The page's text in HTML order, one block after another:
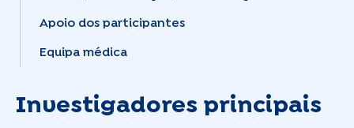
Apoio dos participantes
Equipa médica
Investigadores principais